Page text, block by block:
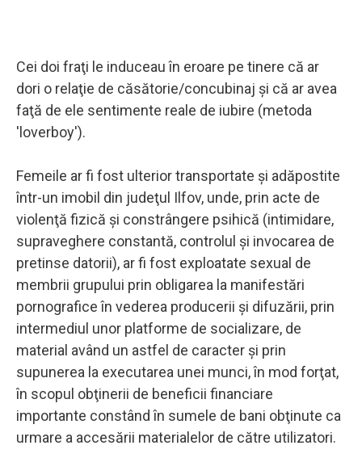
Cei doi fraţi le induceau în eroare pe tinere că ar
dori o relaţie de căsătorie/concubinaj şi că ar avea
faţă de ele sentimente reale de iubire (metoda
'loverboy').
Femeile ar fi fost ulterior transportate şi adăpostite
într-un imobil din judeţul Ilfov, unde, prin acte de
violenţă fizică şi constrângere psihică (intimidare,
supraveghere constantă, controlul şi invocarea de
pretinse datorii), ar fi fost exploatate sexual de
membrii grupului prin obligarea la manifestări
pornografice în vederea producerii şi difuzării, prin
intermediul unor platforme de socializare, de
material având un astfel de caracter şi prin
supunerea la executarea unei munci, în mod forţat,
în scopul obţinerii de beneficii financiare
importante constând în sumele de bani obţinute ca
urmare a accesării materialelor de către utilizatori.